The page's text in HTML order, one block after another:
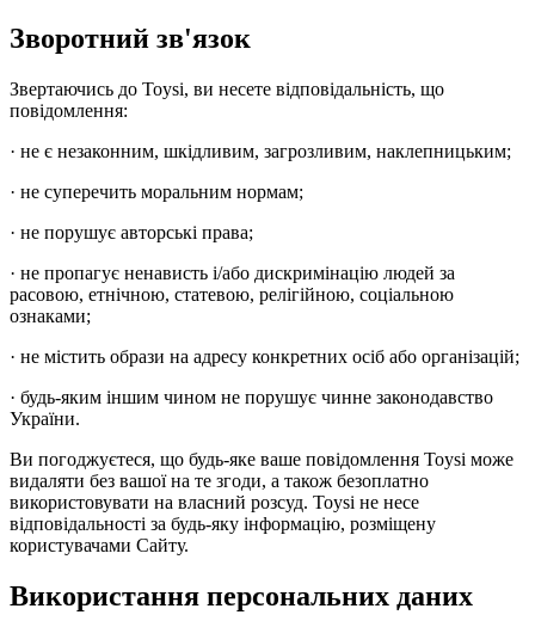
Зворотний зв'язок
Звертаючись до Toysi, ви несете відповідальність, що
повідомлення:
· не є незаконним, шкідливим, загрозливим, наклепницьким;
· не суперечить моральним нормам;
· не порушує авторські права;
· не пропагує ненависть і/або дискримінацію людей за
расовою, етнічною, статевою, релігійною, соціальною
ознаками;
· не містить образи на адресу конкретних осіб або організацій;
· будь-яким іншим чином не порушує чинне законодавство
України.
Ви погоджуєтеся, що будь-яке ваше повідомлення Toysi може
видаляти без вашої на те згоди, а також безоплатно
використовувати на власний розсуд. Toysi не несе
відповідальності за будь-яку інформацію, розміщену
користувачами Сайту.
Використання персональних даних